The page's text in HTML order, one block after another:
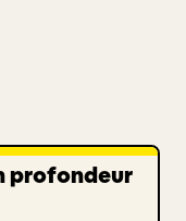
profondeur